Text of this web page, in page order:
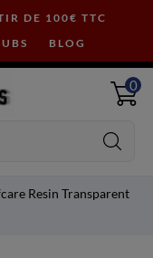
DE 100€ TTC
BLOG
0
Resin Transparent